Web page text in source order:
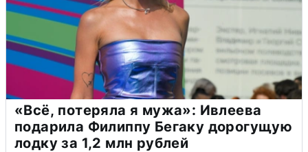
«Всё, потеряла я мужа»: Ивлеева
подарила Филиппу Бегаку дорогущую
лодку за 1,2 млн рублей